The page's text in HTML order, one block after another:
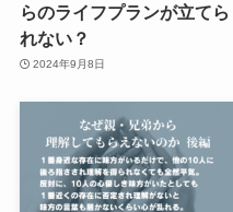
らのライフプランが立てら
れない？
2024年9月8日